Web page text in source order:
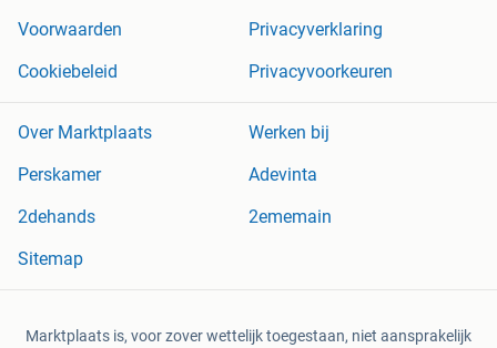
Voorwaarden
Privacyverklaring
Cookiebeleid
Privacyvoorkeuren
Over Marktplaats
Werken bij
Perskamer
Adevinta
2dehands
2ememain
Sitemap
Marktplaats is, voor zover wettelijk toegestaan, niet aansprakelijk